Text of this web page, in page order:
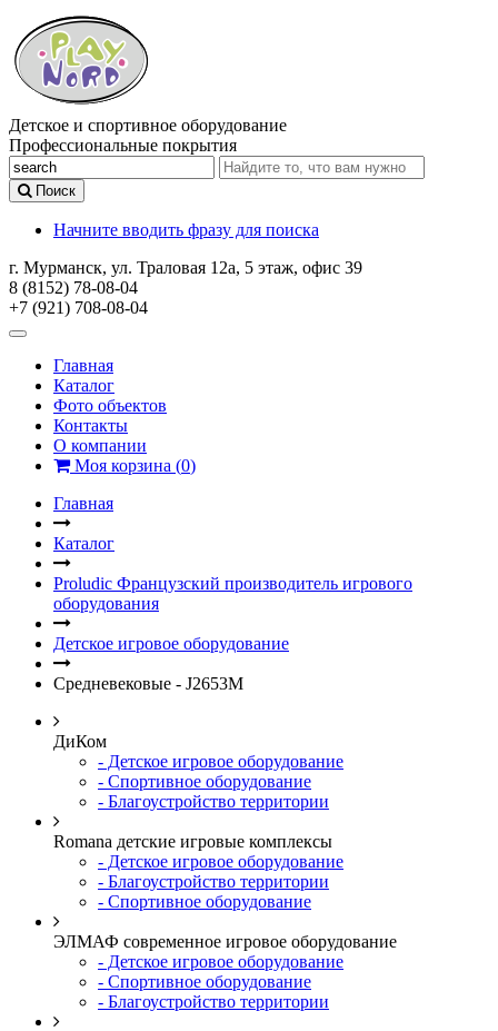
Детское и спортивное оборудование
Профессиональные покрытия
Поиск
Начните вводить фразу для поиска
г. Мурманск, ул. Траловая 12а, 5 этаж, офис 39
8 (8152) 78-08-04
+7 (921) 708-08-04
Главная
Каталог
Фото объектов
Контакты
О компании
Моя корзина (0)
Главная
Каталог
Proludic Французский производитель игрового
оборудования
Детское игровое оборудование
Средневековые - J2653M
ДиКом
- Детское игровое оборудование
- Спортивное оборудование
- Благоустройство территории
Romana детские игровые комплексы
- Детское игровое оборудование
- Благоустройство территории
- Спортивное оборудование
ЭЛМАФ современное игровое оборудование
- Детское игровое оборудование
- Спортивное оборудование
- Благоустройство территории